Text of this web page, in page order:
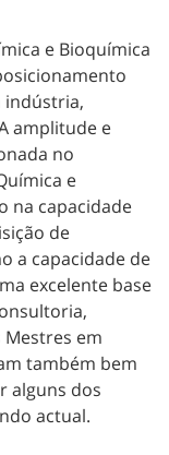
e Bioquímica
indústria,
amplitude e
no
e
na capacidade
de
a capacidade de
excelente base
em
também bem
alguns dos
actual.